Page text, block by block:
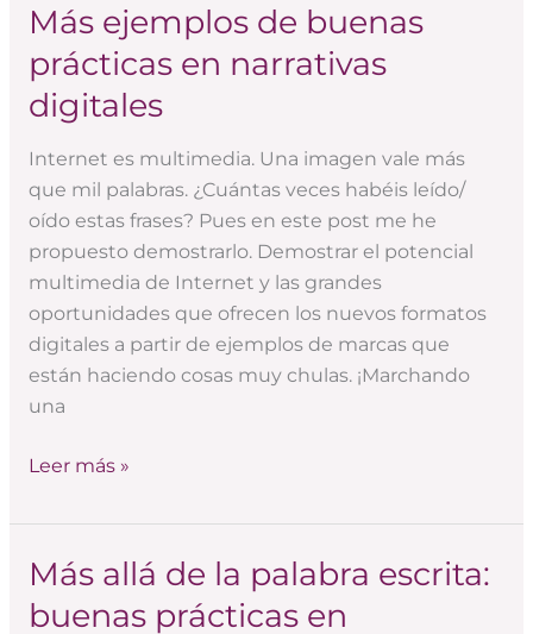
Más ejemplos de buenas
prácticas en narrativas
digitales
Internet es multimedia. Una imagen vale más
que mil palabras. ¿Cuántas veces habéis leído/
oído estas frases? Pues en este post me he
propuesto demostrarlo. Demostrar el potencial
multimedia de Internet y las grandes
oportunidades que ofrecen los nuevos formatos
digitales a partir de ejemplos de marcas que
están haciendo cosas muy chulas. ¡Marchando
una
Más
ejemplos
de
buenas
en
narrativas
digitales
Leer más »
Más allá de la palabra escrita:
buenas prácticas en
Más
de